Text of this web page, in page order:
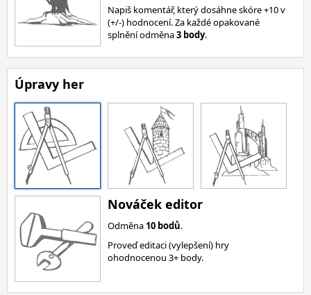
Napiš komentář, který dosáhne skóre +10 v
(+/-) hodnocení. Za každé opakované
splnění odměna3 body.
Úpravy her
Nováček editor
Odměna 10 bodů.
Proveď editaci (vylepšení) hry
ohodnocenou 3+ body.